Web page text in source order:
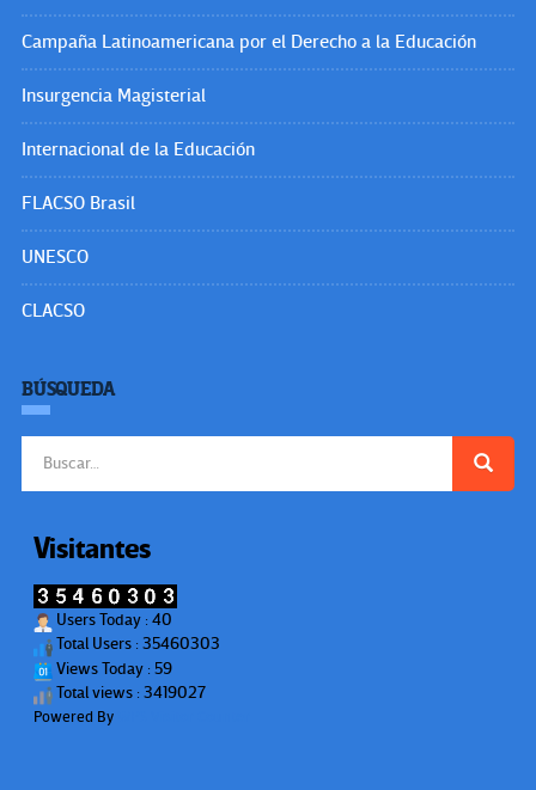
Campaña Latinoamericana por el Derecho a la Educación
Insurgencia Magisterial
Internacional de la Educación
FLACSO Brasil
UNESCO
CLACSO
BÚSQUEDA
Visitantes
Users Today : 40
Total Users : 35460303
Views Today : 59
Total views : 3419027
Powered By